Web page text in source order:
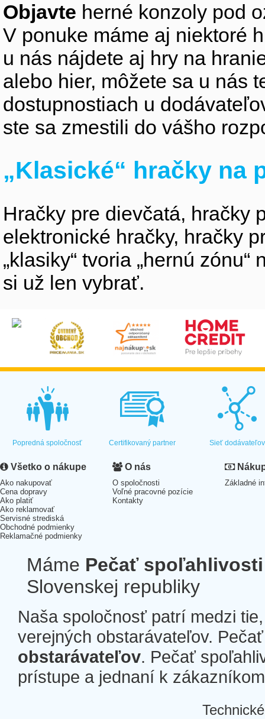
Objavte herné konzoly pod
V ponuke máme aj niektoré
u nás nájdete aj hry na
alebo hier, môžete sa u nás
dostupnostiach u
ste sa zmestili do vášho
„Klasické“ hračky na
Hračky pre dievčatá, hračky
elektronické hračky, hračky
„klasiky“ tvoria „hernú
si už len vybrať.
Popredná spoločnosť Certifikovaný partner Sieť dodávateľov
Všetko o nákupe
Ako nakupovať
Cena dopravy
Ako platiť
Ako reklamovať
Servisné strediská
Obchodné podmienky
Reklamačné podmienky
O nás
O spoločnosti
Voľné pracovné pozície
Kontakty
Základné
Máme Pečať spoľahlivosti
Slovenskej republiky
Naša spoločnosť patrí medzi
verejných obstarávateľov.
obstarávateľov. Pečať
prístupe a jednaní k